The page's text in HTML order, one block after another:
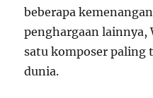
beberapa
penghargaan lainnya,
satu komposer paling
dunia.